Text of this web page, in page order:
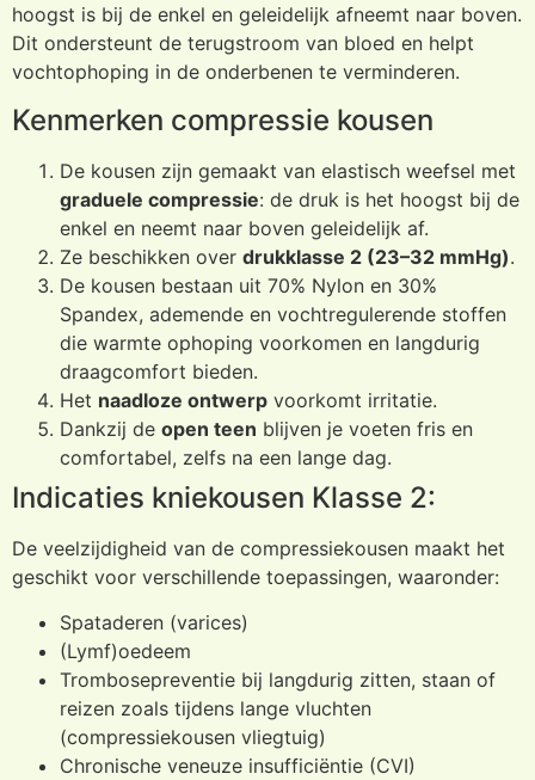
hoogst is bij de enkel en geleidelijk afneemt naar boven.
Dit ondersteunt de terugstroom van bloed en helpt
vochtophoping in de onderbenen te verminderen.
Kenmerken compressie kousen
De kousen zijn gemaakt van elastisch weefsel met
graduele compressie: de druk is het hoogst bij de
enkel en neemt naar boven geleidelijk af.
Ze beschikken over drukklasse 2 (23–32 mmHg).
De kousen bestaan uit 70% Nylon en 30%
Spandex, ademende en vochtregulerende stoffen
die warmte ophoping voorkomen en langdurig
draagcomfort bieden.
Het naadloze ontwerp voorkomt irritatie.
Dankzij de open teen blijven je voeten fris en
comfortabel, zelfs na een lange dag.
Indicaties kniekousen Klasse 2:
De veelzijdigheid van de compressiekousen maakt het
geschikt voor verschillende toepassingen, waaronder:
Spataderen (varices)
(Lymf)oedeem
Trombosepreventie bij langdurig zitten, staan of
reizen zoals tijdens lange vluchten
(compressiekousen vliegtuig)
Chronische veneuze insufficiëntie (CVI)